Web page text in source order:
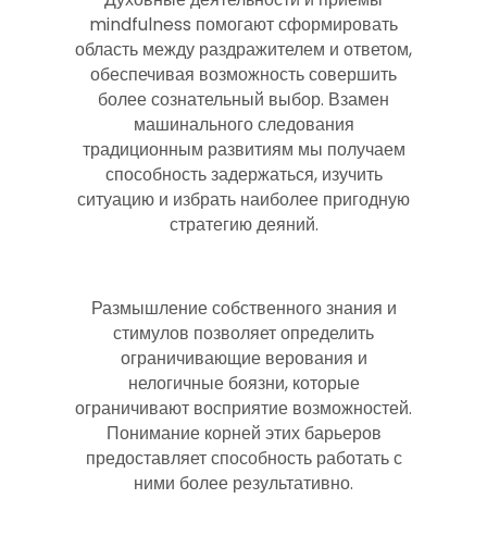
mindfulness помогают сформировать
область между раздражителем и ответом,
обеспечивая возможность совершить
более сознательный выбор. Взамен
машинального следования
традиционным развитиям мы получаем
способность задержаться, изучить
ситуацию и избрать наиболее пригодную
стратегию деяний.
Размышление собственного знания и
стимулов позволяет определить
ограничивающие верования и
нелогичные боязни, которые
ограничивают восприятие возможностей.
Понимание корней этих барьеров
предоставляет способность работать с
ними более результативно.